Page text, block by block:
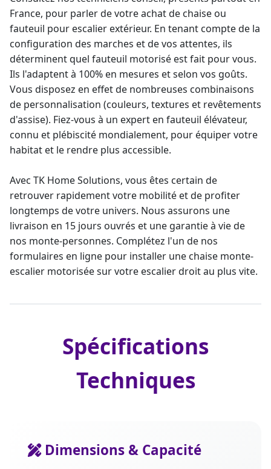
France, pour parler de votre achat de chaise ou
fauteuil pour escalier extérieur. En tenant compte de la
configuration des marches et de vos attentes, ils
déterminent quel fauteuil motorisé est fait pour vous.
Ils l'adaptent à 100% en mesures et selon vos goûts.
Vous disposez en effet de nombreuses combinaisons
de personnalisation (couleurs, textures et revêtements
d'assise). Fiez-vous à un expert en fauteuil élévateur,
connu et plébiscité mondialement, pour équiper votre
habitat et le rendre plus accessible.
Avec TK Home Solutions, vous êtes certain de
retrouver rapidement votre mobilité et de profiter
longtemps de votre univers. Nous assurons une
livraison en 15 jours ouvrés et une garantie à viede
nos monte-personnes. Complétez l'un de nos
formulaires en ligne pour installer une chaise monte-
escalier motorisée sur votre escalier droit au plus vite.
Spécifications
Techniques
Dimensions & Capacité